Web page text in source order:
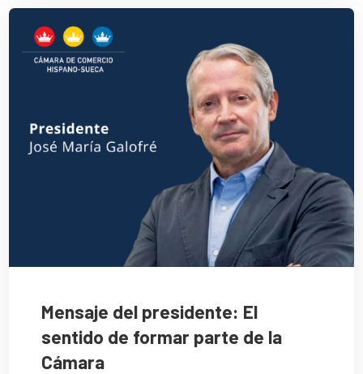
Mensaje del presidente: El
sentido de formar parte de la
Cámara